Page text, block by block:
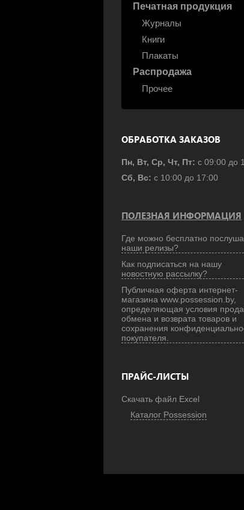
Печатная продукция
Журналы
Книги
Плакаты
Распродажа
Прочее
ОБРАБОТКА ЗАКАЗОВ
Пн, Вт, Ср, Чт, Пт: с 09:00 до
Сб, Вс: с 10:00 до 17:00
ПОЛЕЗНАЯ ИНФОРМАЦИЯ
Где можно бесплатно
наши релизы?
Как подписаться на нашу
новостную рассылку?
Публичная оферта интернет-
магазина www.possession.by,
определяющая условия
обмена и возврата товаров и
сохранения
покупателя.
ПРАЙС-ЛИСТЫ
Скачать файл Excel
Каталог Possession